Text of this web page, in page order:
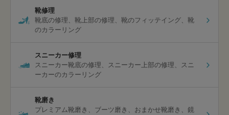
靴修理
靴底の修理
靴上部の修理 靴のフィッテイング
靴
のカラーリング
スニーカー修理
スニーカー靴底の修理
スニーカー上部の修理
スニ
ーカーのカラーリング
靴磨き
プレミアム靴磨き
ブーツ磨き おまかせ靴磨き
鏡